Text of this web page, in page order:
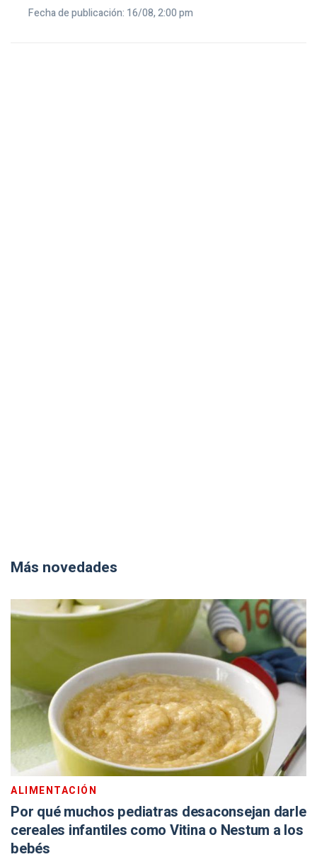
Fecha de publicación: 16/08, 2:00 pm
Más novedades
ALIMENTACIÓN
Por qué muchos pediatras desaconsejan darle
cereales infantiles como Vitina o Nestum a los
bebés